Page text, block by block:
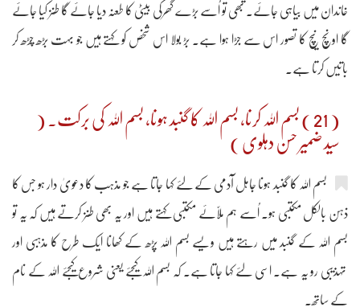
خاندان میں بیاہی جائے۔ تبھی تو اُسے بڑے گھرکی بیٹی کا طعنہ دیا جائے گا طنز کیا جائے
گا اونچ نیچ کا تصور اس سے جڑا ہوا ہے۔ بڑ بولا اس شخص کو کہتے ہیں جو بہت بڑھ چڑھ کر
باتیں کرتا ہے۔
( 21 ) بسم اللہ کرنا، بسم اللہ کا گنبد ہونا، بسم اللہ کی برکت۔ (
سید ضمیر حسن دہلوی )
بسم اللہ کا گنبد ہونا جاہل آدمی کے لئے کہا جاتا ہے جو مذہب کا دعویٰ دار ہو جس کا
ذہن بالکل مکتبی ہو۔ اُسے ہم ملاّئے مکتبی کہتے ہیں اور یہ بھی طنز کرتے ہیں کہ یہ تو
بسم اللہ کے گنبد میں رہتے ہیں ویسے بسم اللہ پڑھ کے کھانا ایک طرح کا مذہبی اور
تہذیبی رو یہ ہے۔ اسی لئے کہا جاتا ہے۔ کہ بسم اللہ کیجئے یعنی شروع کیجئے اللہ کے نام
کے ساتھ۔